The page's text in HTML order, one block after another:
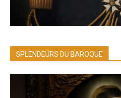
SPLENDEURS DU BAROQUE